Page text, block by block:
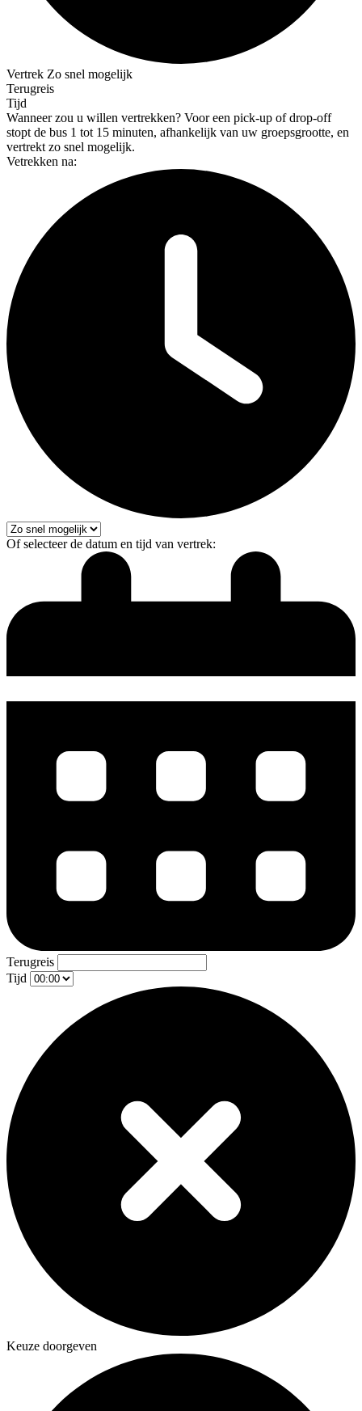
Vertrek Zo snel mogelijk
Terugreis
Tijd
Wanneer zou u willen vertrekken? Voor een pick-up of drop-off
stopt de bus 1 tot 15 minuten, afhankelijk van uw groepsgrootte, en
vertrekt zo snel mogelijk.
Vetrekken na:
Of selecteer de datum en tijd van vertrek:
Terugreis
Tijd
Keuze doorgeven